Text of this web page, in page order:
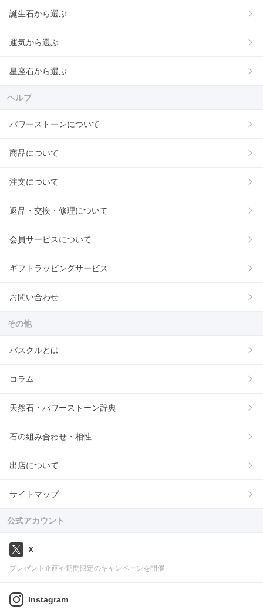
誕生石から選ぶ
運気から選ぶ
星座石から選ぶ
ヘルプ
パワーストーンについて
商品について
注文について
返品・交換・修理について
会員サービスについて
ギフトラッピングサービス
お問い合わせ
その他
パスクルとは
コラム
天然石・パワーストーン辞典
石の組み合わせ・相性
出店について
サイトマップ
公式アカウント
X
プレゼント企画や期間限定のキャンペーンを開催
Instagram